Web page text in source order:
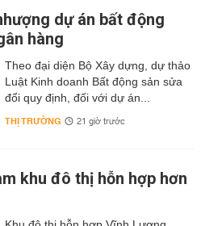
dự án bất động
hàng
Theo đại diện Bộ Xây dựng, dự thảo
Luật Kinh doanh Bất động sản sửa
đổi quy định, đối với dự án...
THỊ TRƯỜNG 21 giờ trước
khu đô thị hỗn hợp hơn